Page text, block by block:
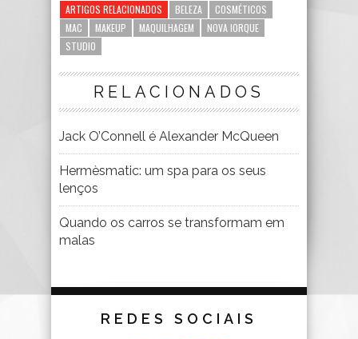
ARTIGOS RELACIONADOS BELEZA
COSMÉTICOS
MAC
MAKEUP MAQUILHAGEM
NOVA IORQUE
STUDIO
RELACIONADOS
Jack O’Connell é Alexander McQueen
Hermèsmatic: um spa para os seus
lenços
Quando os carros se transformam em
malas
REDES SOCIAIS